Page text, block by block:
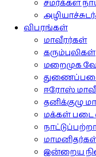
சமர்க்கள
விபரங்கள்
மாவீரர்கள்
கரும்புலிகள்
மறைமுக
ஈரோஸ்
தனிக்குழு
மக்கள் படை
இன்றைய